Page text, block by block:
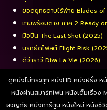
ยอดยุทธดาบไร้พ่าย Blades
เกมพร้อมตาย ภาค 2 Ready
มือปืน The Last Shot (2025)
นรกยึดไฟลต์ Flight Risk
ดีว่าราวี Diva La Vie​ (2026)
ดูหนังไม่กระตุก หนังHD หนังฝรั่ง ห
หนังผ่านสมาร์ทโฟน หนังเต็มเรื่อง
ผจญภัย หนังการ์ตูน หนังใหม่ หนังชี